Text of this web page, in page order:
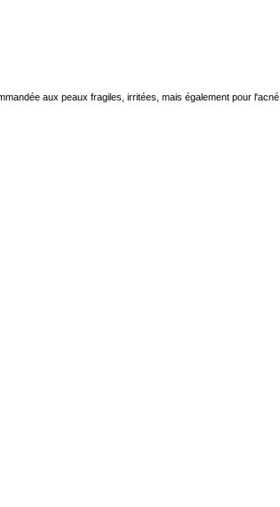
aux peaux fragiles, irritées, mais également pour l'acné